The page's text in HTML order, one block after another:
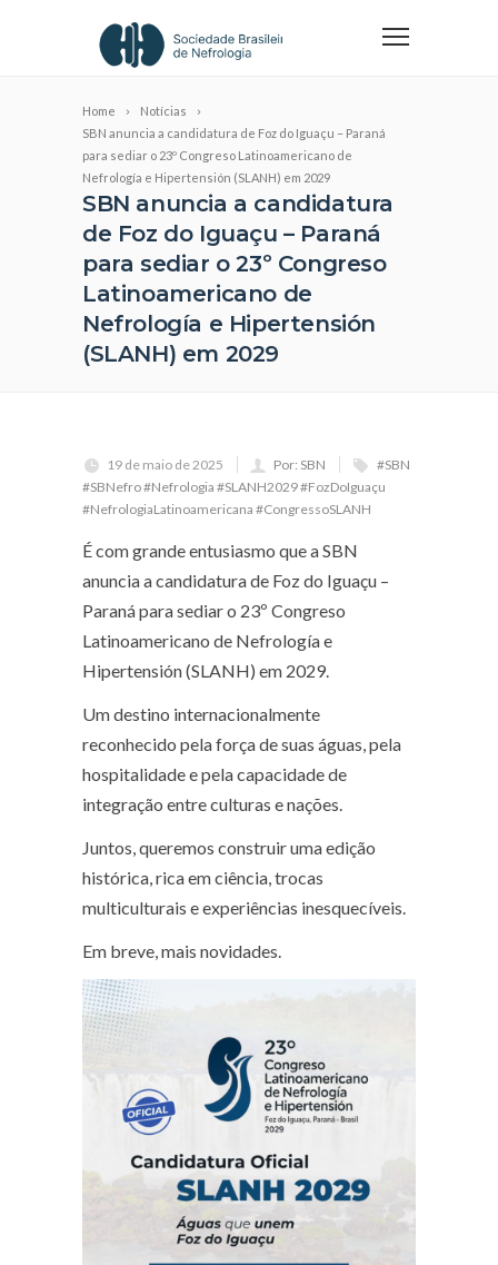
Home
Notícias
SBN anuncia a candidatura de Foz do Iguaçu – Paraná
para sediar o 23º Congreso Latinoamericano de
Nefrología e Hipertensión (SLANH) em 2029
SBN anuncia a candidatura
de Foz do Iguaçu – Paraná
para sediar o 23º Congreso
Latinoamericano de
Nefrología e Hipertensión
(SLANH) em 2029
19 de maio de 2025 Por: SBN
#SBN
#SBNefro #Nefrologia #SLANH2029 #FozDoIguaçu
#NefrologiaLatinoamericana #CongressoSLANH
É com grande entusiasmo que a SBN
anuncia a candidatura de Foz do Iguaçu –
Paraná para sediar o 23º Congreso
Latinoamericano de Nefrología e
Hipertensión (SLANH) em 2029.
Um destino internacionalmente
reconhecido pela força de suas águas, pela
hospitalidade e pela capacidade de
integração entre culturas e nações.
Juntos, queremos construir uma edição
histórica, rica em ciência, trocas
multiculturais e experiências inesquecíveis.
Em breve, mais novidades.